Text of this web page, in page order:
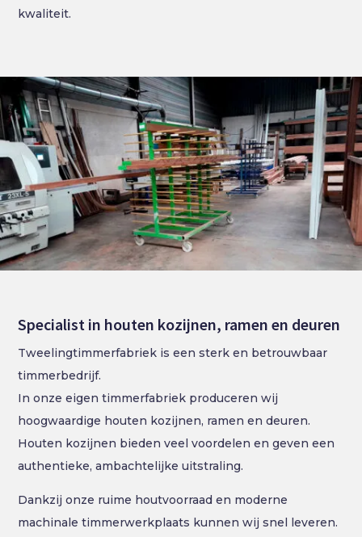
kwaliteit.
Specialist in houten kozijnen, ramen en deuren
Tweelingtimmerfabriek is een sterk en betrouwbaar
timmerbedrijf.
In onze eigen timmerfabriek produceren wij
hoogwaardige houten kozijnen, ramen en deuren.
Houten kozijnen bieden veel voordelen en geven een
authentieke, ambachtelijke uitstraling.
Dankzij onze ruime houtvoorraad en moderne
machinale timmerwerkplaats kunnen wij snel leveren.